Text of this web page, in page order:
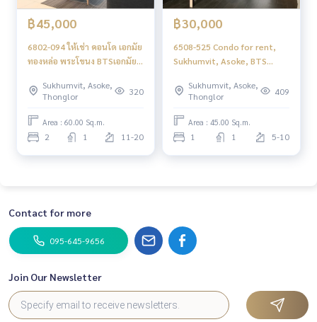
฿45,000
6802-094 ให้เช่า คอนโด เอกมัย
ทองหล่อ พระโขนง BTSเอกมัย
Sukhumvit, Asoke,
Thonglor
320
Area : 60.00 Sq.m.
2 1 11-20
฿30,000
6508-525 Condo for rent,
Sukhumvit, Asoke, BTS
1 bedroom.
Sukhumvit, Asoke,
Thonglor
409
Area : 45.00 Sq.m.
1 1 5-10
Contact for more
095-645-9656
Join Our Newsletter